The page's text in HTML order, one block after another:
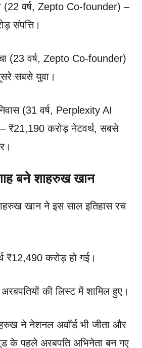
(22 वर्ष, Zepto Co-founder) –
संपत्ति।
(23 वर्ष, Zepto Co-founder)
सबसे युवा।
(31 वर्ष, Perplexity AI
₹21,190 करोड़ नेटवर्थ, सबसे
बने शाहरुख खान
खान ने इस साल इतिहास रच
₹12,490 करोड़ हो गई।
की लिस्ट में शामिल हुए।
ने नेशनल अवॉर्ड भी जीता और
के पहले अरबपति अभिनेता बन गए